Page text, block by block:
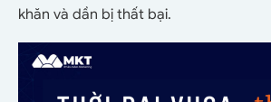
khăn và dần bị thất bại.